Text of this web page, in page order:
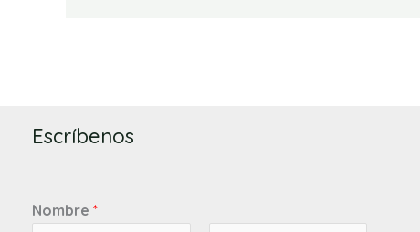
Escríbenos
Nombre *